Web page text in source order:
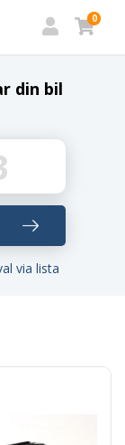
0
din bil
via lista